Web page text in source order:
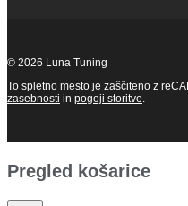
© 2026 Luna Tuning
To spletno mesto je zaščiteno z
zasebnosti in pogoji storitve.
Pregled košarice